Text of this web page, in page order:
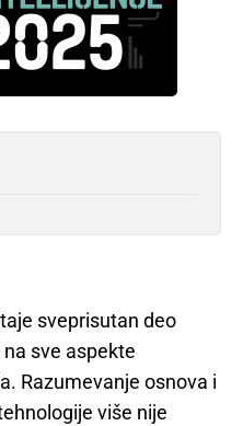
sveprisutan deo
sve aspekte
Razumevanje osnova i
više nije